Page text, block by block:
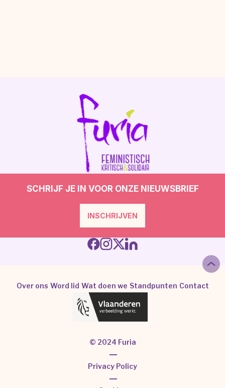
SCHRIJF JE IN VOOR ONZE NIEUWSBRIEF
INSCHRIJVEN
Over ons Word lid Wat doen we Standpunten Contact
© 2024 Furia
|
Privacy Policy
|